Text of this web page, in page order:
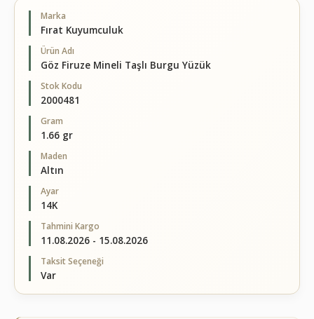
Marka
Fırat Kuyumculuk
Ürün Adı
Göz Firuze Mineli Taşlı Burgu Yüzük
Stok Kodu
2000481
Gram
1.66 gr
Maden
Altın
Ayar
14K
Tahmini Kargo
11.08.2026 - 15.08.2026
Taksit Seçeneği
Var